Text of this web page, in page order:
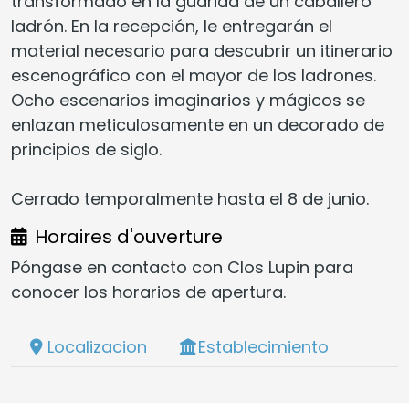
ladrón. En la recepción, le entregarán el
material necesario para descubrir un itinerario
escenográfico con el mayor de los ladrones.
Ocho escenarios imaginarios y mágicos se
enlazan meticulosamente en un decorado de
principios de siglo.
Cerrado temporalmente hasta el 8 de junio.
Horaires d'ouverture
Póngase en contacto con Clos Lupin para
conocer los horarios de apertura.
Localizacion Establecimiento